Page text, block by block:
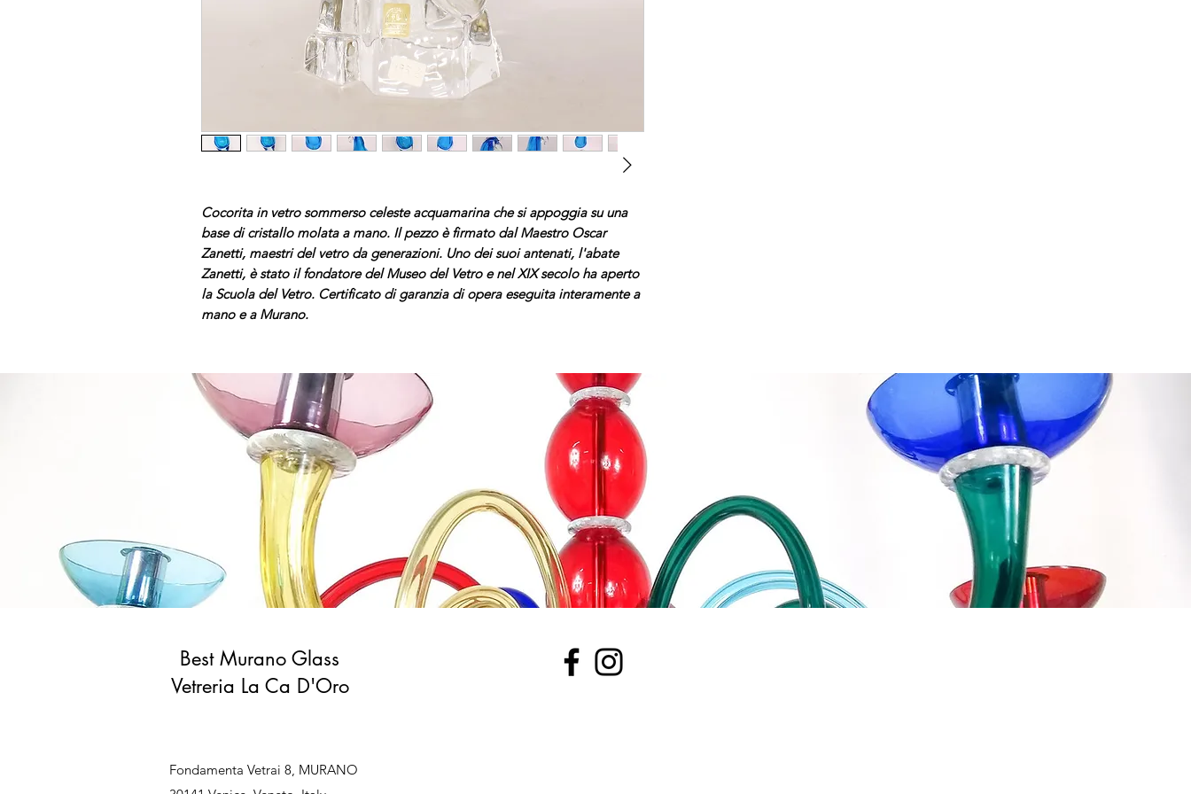
Cocorita in vetro sommerso celeste acquamarina che si appoggia su una
base di cristallo molata a mano. Il pezzo è firmato dal Maestro Oscar
Zanetti, maestri del vetro da generazioni. Uno dei suoi antenati, l'abate
Zanetti, è stato il fondatore del Museo del Vetro e nel XIX secolo ha aperto
la Scuola del Vetro. Certificato di garanzia di opera eseguita interamente a
mano e a Murano.
Best Murano Glass
Vetreria La Ca D'Oro
Fondamenta Vetrai 8, MURANO